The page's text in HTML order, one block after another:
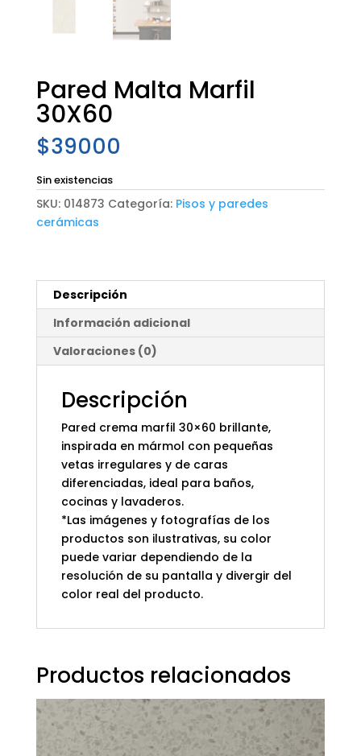
Pared Malta Marfil
30X60
$39000
Sin existencias
SKU: 014873 Categoría: Pisos y paredes
cerámicas
Descripción
Información adicional
Valoraciones (0)
Descripción
Pared crema marfil 30×60 brillante,
inspirada en mármol con pequeñas
vetas irregulares y de caras
diferenciadas, ideal para baños,
cocinas y lavaderos.
*Las imágenes y fotografías de los
productos son ilustrativas, su color
puede variar dependiendo de la
resolución de su pantalla y divergir del
color real del producto.
Productos relacionados